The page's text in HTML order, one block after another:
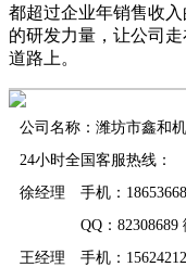
都超过企业年销售收
的研发力量，让公司
道路上。
公司名称：潍坊市鑫和
24小时全国客服热线：
徐经理 手机：
QQ：82308689 微
王经理 手机：